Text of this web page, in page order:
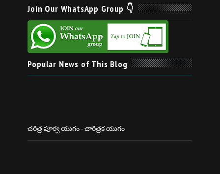
Join Our WhatsApp Group 👇
Popular News of This Blog
చరిత్ర పూర్వ యుగం - చారిత్రక యుగం